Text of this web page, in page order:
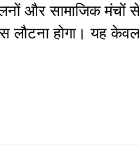
और सामाजिक मंचों
लौटना होगा। यह केवल